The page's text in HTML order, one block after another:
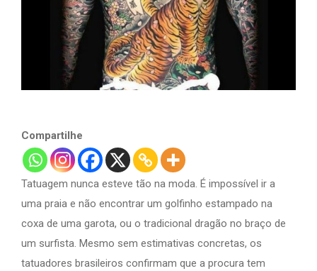
Compartilhe
Tatuagem nunca esteve tão na moda. É impossível ir a
uma praia e não encontrar um golfinho estampado na
coxa de uma garota, ou o tradicional dragão no braço de
um surfista. Mesmo sem estimativas concretas, os
tatuadores brasileiros confirmam que a procura tem